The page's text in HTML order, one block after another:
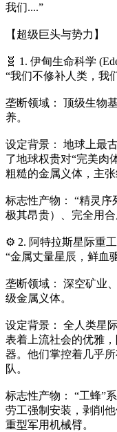
我们....”
【超级巨头与势力】
🧬 1. 伊甸生命科学
“我们不修补人类，我
垄断领域： 顶级生物
养。
设定背景： 地球上最
了地球权贵对“完美肉
粗糙的金属义体，主张
标志性产物： “精灵序
极其昂贵）、完全用
⚙️ 2. 阿特拉斯星际重工
“金属丈量星辰，鲜血
垄断领域： 深空矿业
级金属义体。
设定背景： 全人类星
表着上流社会的优雅
器。他们掌控着几乎
队。
标志性产物： “工蜂”
劳工强制安装，剥削
重型军用机械臂。